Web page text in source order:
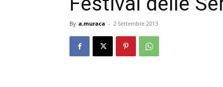
By a.muraca - 2 Settembre 2013